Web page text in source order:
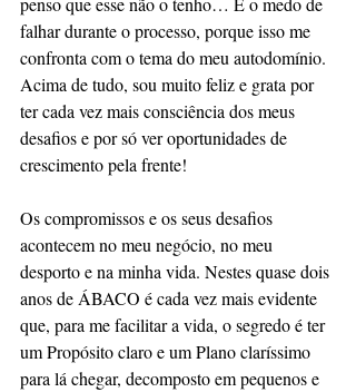
falhar durante o processo, porque isso me
confronta com o tema do meu autodomínio.
Acima de tudo, sou muito feliz e grata por
ter cada vez mais consciência dos meus
desafios e por só ver oportunidades de
crescimento pela frente!
Os compromissos e os seus desafios
acontecem no meu negócio, no meu
desporto e na minha vida. Nestes quase dois
anos de ÁBACO é cada vez mais evidente
que, para me facilitar a vida, o segredo é ter
um Propósito claro e um Plano claríssimo
para lá chegar, decomposto em pequenos e